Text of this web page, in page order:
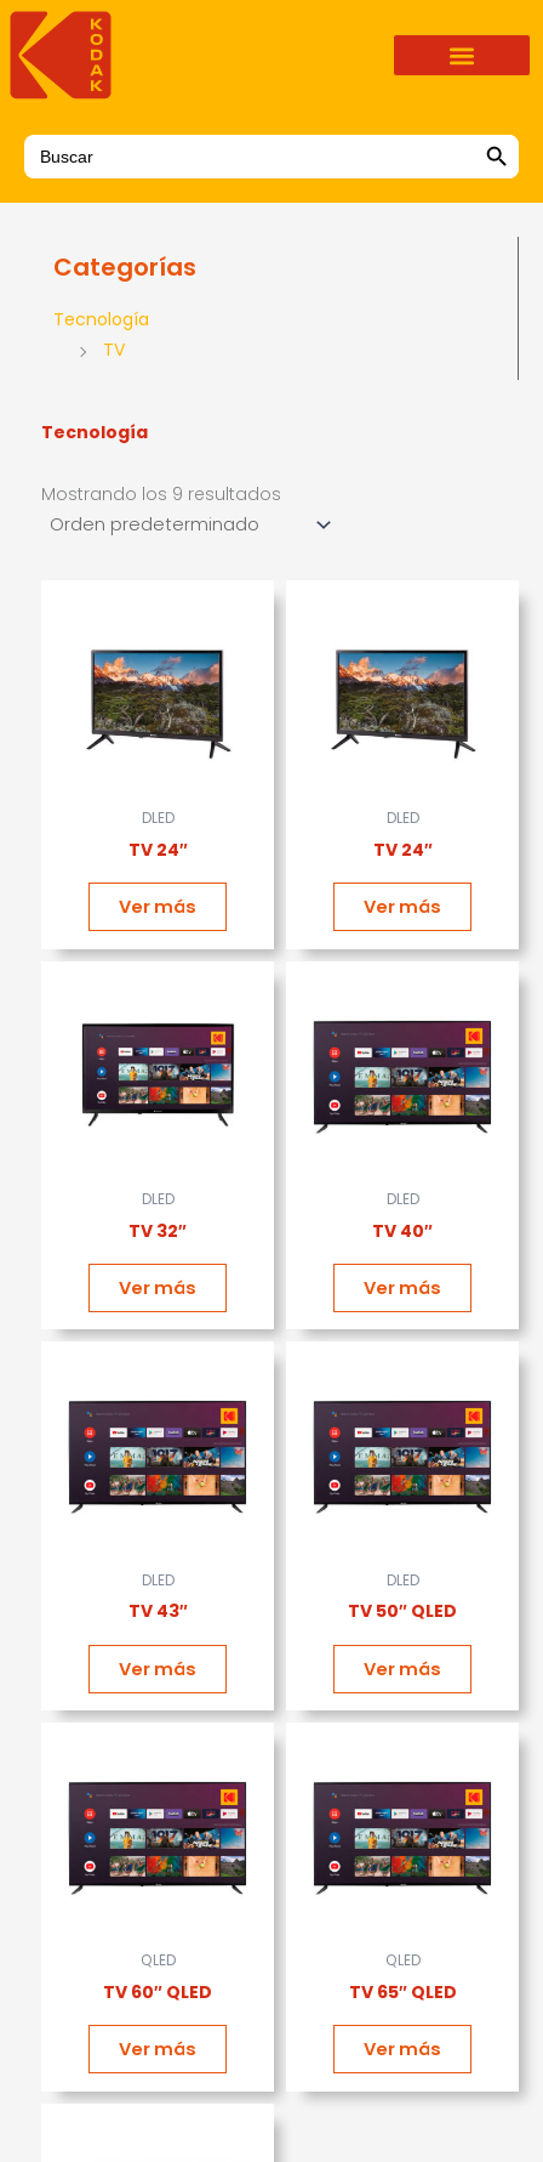
contenido
Search
for:
Search Button
Categorías
Tecnología
TV
Tecnología
Mostrando los 9 resultados
DLED
TV 24″
Ver más
DLED
TV 24″
Ver más
DLED
TV 32″
Ver más
DLED
TV 40″
Ver más
DLED
TV 43″
Ver más
DLED
TV 50″ QLED
Ver más
QLED
TV 60″ QLED
Ver más
QLED
TV 65″ QLED
Ver más